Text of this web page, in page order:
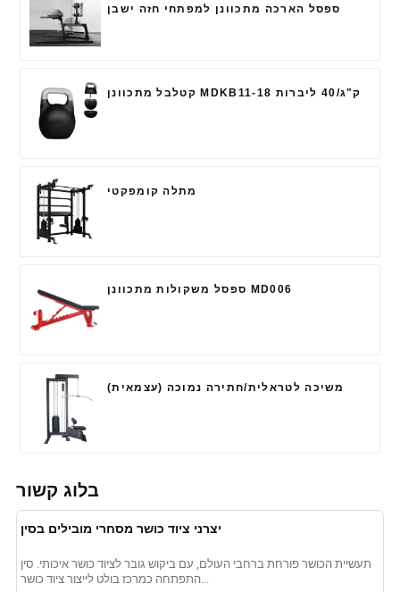
ספסל הארכה מתכוונן למפתחי חזה ישבן
קטלבל מתכוונן MDKB11-18 ק"ג/40 ליברות
מתלה קומפקטי
ספסל משקולות מתכוונן MD006
משיכה לטראלית/חתירה נמוכה (עצמאית)
בלוג קשור
יצרני ציוד כושר מסחרי מובילים בסין
תעשיית הכושר פורחת ברחבי העולם, עם ביקוש גובר לציוד כושר איכותי. סין